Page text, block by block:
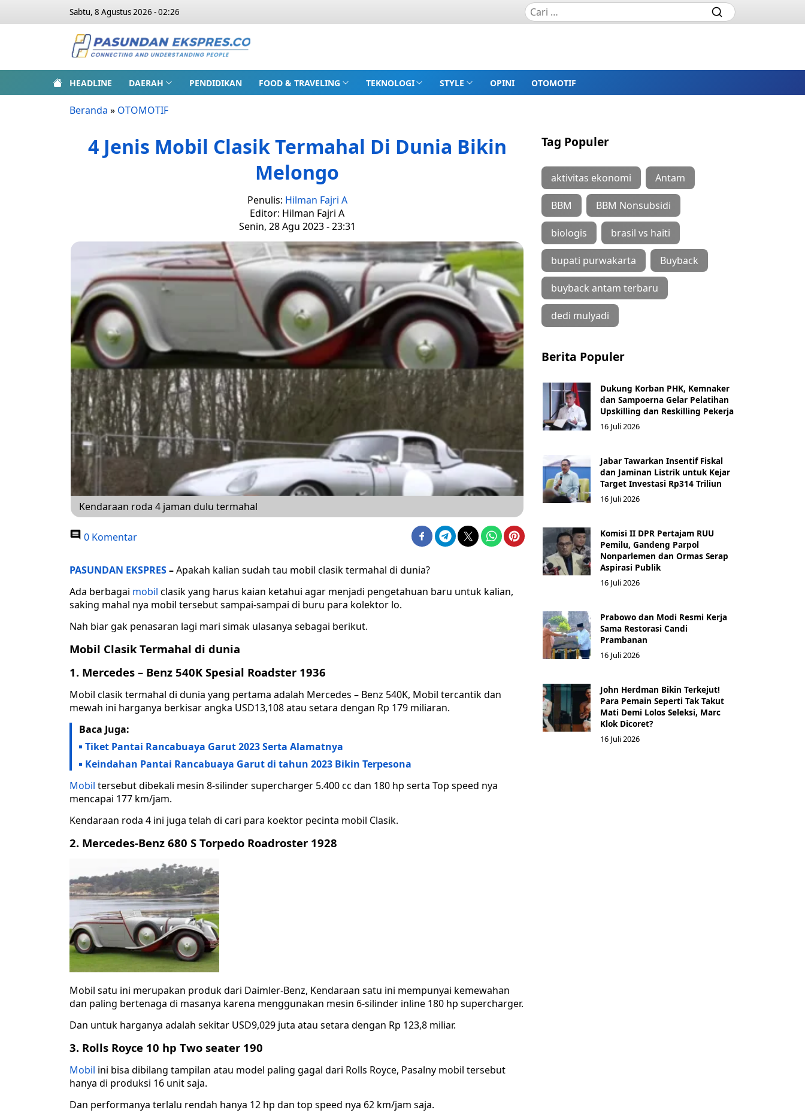
Sabtu, 8 Agustus 2026 - 02:26
HEADLINE DAERAH PENDIDIKAN FOOD & TRAVELING TEKNOLOGI STYLE OPINI OTOMOTIF
Beranda » OTOMOTIF
4 Jenis Mobil Clasik Termahal Di Dunia Bikin
Melongo
Penulis: Hilman Fajri A
Editor: Hilman Fajri A
Senin, 28 Agu 2023 - 23:31
Kendaraan roda 4 jaman dulu termahal
0 Komentar
PASUNDAN EKSPRES–Apakah kalian sudah tau mobil clasik termahal di dunia?
Ada berbagai mobil clasik yang harus kaian ketahui agar menjadi pengetahuan baru untuk kalian,
saking mahal nya mobil tersebut sampai-sampai di buru para kolektor lo.
Nah biar gak penasaran lagi mari simak ulasanya sebagai berikut.
Mobil Clasik Termahal di dunia
1. Mercedes – Benz 540K Spesial Roadster 1936
Mobil clasik termahal di dunia yang pertama adalah Mercedes – Benz 540K, Mobil tercantik dan
mewah ini harganya berkisar angka USD13,108 atau setara dengan Rp 179 miliaran.
Baca Juga:
Tiket Pantai Rancabuaya Garut 2023 Serta Alamatnya
Keindahan Pantai Rancabuaya Garut di tahun 2023 Bikin Terpesona
Mobil tersebut dibekali mesin 8-silinder supercharger 5.400 cc dan 180 hp serta Top speed nya
mencapai 177 km/jam.
Kendaraan roda 4 ini juga telah di cari para koektor pecinta mobil Clasik.
2. Mercedes-Benz 680 S Torpedo Roadroster 1928
Mobil satu ini merupakan produk dari Daimler-Benz, Kendaraan satu ini mempunyai kemewahan
dan paling bertenaga di masanya karena menggunakan mesin 6-silinder inline 180 hp supercharger.
Dan untuk harganya adalah sekitar USD9,029 juta atau setara dengan Rp 123,8 miliar.
3. Rolls Royce 10 hp Two seater 190
Mobil ini bisa dibilang tampilan atau model paling gagal dari Rolls Royce, Pasalny mobil tersebut
hanya di produksi 16 unit saja.
Dan performanya terlalu rendah hanya 12 hp dan top speed nya 62 km/jam saja.
Tag Populer
aktivitas ekonomi Antam
BBM BBM Nonsubsidi
biologis brasil vs haiti
bupati purwakarta Buyback
buyback antam terbaru
dedi mulyadi
Berita Populer
Dukung Korban PHK, Kemnaker
dan Sampoerna Gelar Pelatihan
Upskilling dan Reskilling Pekerja
16 Juli 2026
Jabar Tawarkan Insentif Fiskal
dan Jaminan Listrik untuk Kejar
Target Investasi Rp314 Triliun
16 Juli 2026
Komisi II DPR Pertajam RUU
Pemilu, Gandeng Parpol
Nonparlemen dan Ormas Serap
Aspirasi Publik
16 Juli 2026
Prabowo dan Modi Resmi Kerja
Sama Restorasi Candi
Prambanan
16 Juli 2026
John Herdman Bikin Terkejut!
Para Pemain Seperti Tak Takut
Mati Demi Lolos Seleksi, Marc
Klok Dicoret?
16 Juli 2026